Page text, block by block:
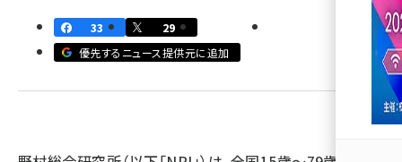
meo (1277)
llmo (1166)
33
29
優先するニュース提供元に追加